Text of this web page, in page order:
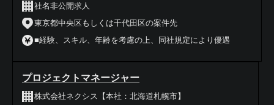
社名非公開求人
東京都中央区もしくは千代田区の案件先
■経験、スキル、年齢を考慮の上、同社規定により優遇
プロジェクトマネージャー
株式会社ネクシス【本社：北海道札幌市】